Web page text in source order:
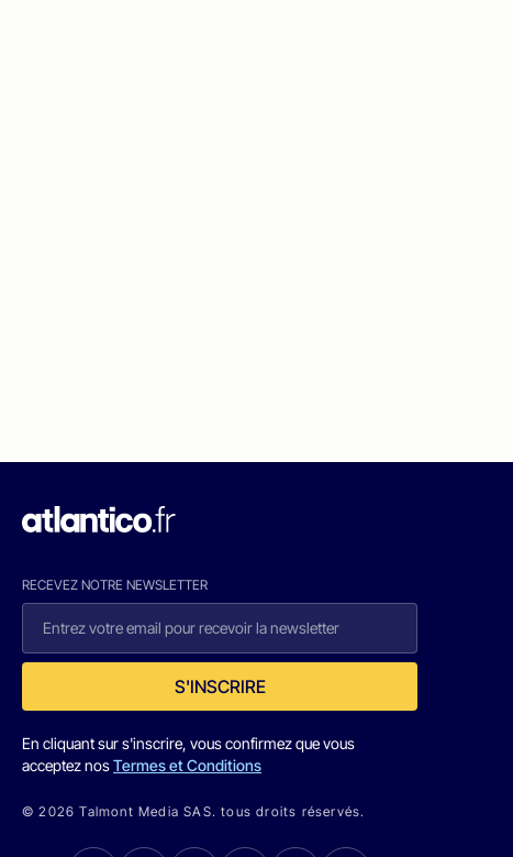
RECEVEZ NOTRE NEWSLETTER
S'INSCRIRE
En cliquant sur s'inscrire, vous confirmez que vous
acceptez nosTermes et Conditions
© 2026 Talmont Media SAS. tous droits réservés.